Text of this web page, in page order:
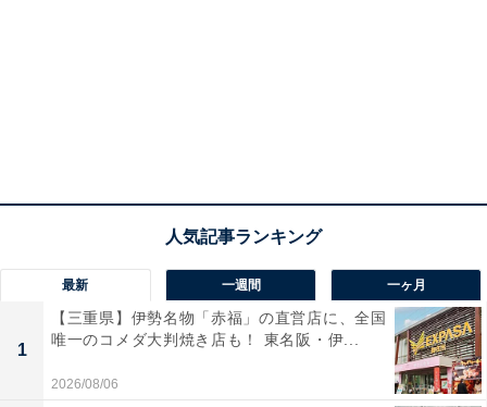
最新 一週間 一ヶ月
1
【三重県】伊勢名物「赤福」の直営店に、全国
唯一のコメダ大判焼き店も！ 東名阪・伊...
2026/08/06